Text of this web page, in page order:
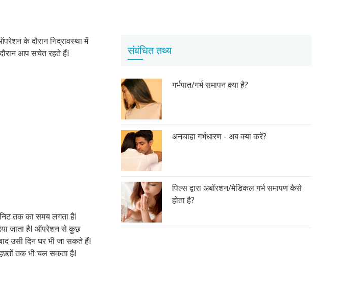
के दौरान निद्रावस्था में
आप सचेत रहते हैंI
तक का समय लगता हैI
जाता हैI ऑपरेशन से कुछ
उसी दिन घर भी जा सकते हैंI
तक भी चल सकता हैI
संबंधित तथ्य
गर्भपात/गर्भ समापन क्या है?
अनचाहा गर्भधारण - अब क्या करें?
पिल्स द्वारा अबॉरशन/मेडिकल गर्भ समापण कैसे
होता है?